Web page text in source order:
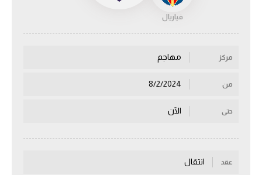
الكرة الإفريقية
منتخب مصر
سعودي في الجول
فياريال
مركز مهاجم
من
حتى الآن
عقد انتقال